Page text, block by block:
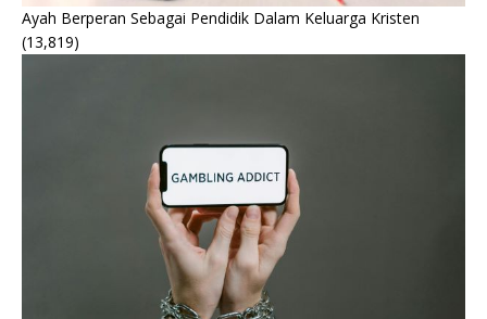
Ayah Berperan Sebagai Pendidik Dalam Keluarga Kristen
(13,819)